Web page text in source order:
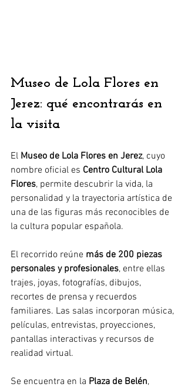
Museo de Lola Flores en
Jerez: qué encontrarás en
la visita
El Museo de Lola Flores en Jerez, cuyo
nombre oficial es Centro Cultural Lola
Flores, permite descubrir la vida, la
personalidad y la trayectoria artística de
una de las figuras más reconocibles de
la cultura popular española.
El recorrido reúne más de 200 piezas
personales y profesionales, entre ellas
trajes, joyas, fotografías, dibujos,
recortes de prensa y recuerdos
familiares. Las salas incorporan música,
películas, entrevistas, proyecciones,
pantallas interactivas y recursos de
realidad virtual.
Se encuentra en la Plaza de Belén,